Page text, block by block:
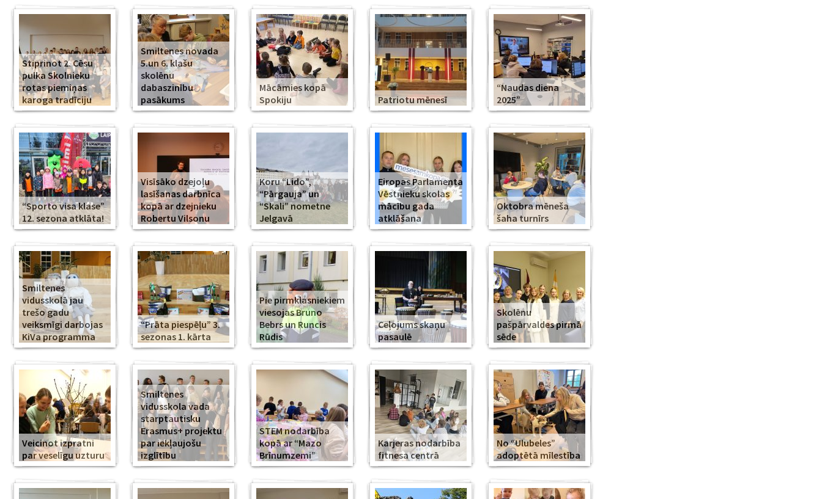
Stiprinot 2. Cēsu
pulka Skolnieku
rotas piemiņas
karoga tradīciju
Smiltenes novada
5.un 6. klašu
skolēnu
dabaszinību
pasākums
Mācāmies kopā
Spokiju
Patriotu mēnesī
“Naudas diena
2025”
“Sporto visa klase”
12. sezona atklāta!
Visīsāko dzejoļu
lasīšanas darbnīca
kopā ar dzejnieku
Robertu Vilsonu
Koru “Lido”,
“Pārgauja” un
“Skali” nometne
Jelgavā
Eiropas Parlamenta
Vēstnieku skolas
mācību gada
atklāšana
Oktobra mēneša
šaha turnīrs
Smiltenes
vidusskolā jau
trešo gadu
veiksmīgi darbojas
KiVa programma
“Prāta piespēļu” 3.
sezonas 1. kārta
Pie pirmklasniekiem
viesojas Bruno
Bebrs un Runcis
Rūdis
Ceļojums skaņu
pasaulē
Skolēnu
pašpārvaldes pirmā
sēde
Veicinot izpratni
par veselīgu uzturu
Smiltenes
vidusskola vada
starptautisku
Erasmus+ projektu
par iekļaujošu
izglītību
STEM nodarbība
kopā ar “Mazo
Brīnumzemi”
Karjeras nodarbība
fitnesa centrā
No “Ulubeles”
adoptētā mīlestība